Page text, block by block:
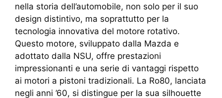
nella storia dell’automobile, non solo per il suo
design distintivo, ma soprattutto per la
tecnologia innovativa del motore rotativo.
Questo motore, sviluppato dalla Mazda e
adottato dalla NSU, offre prestazioni
impressionanti e una serie di vantaggi rispetto
ai motori a pistoni tradizionali. La Ro80, lanciata
negli anni ’60, si distingue per la sua silhouette